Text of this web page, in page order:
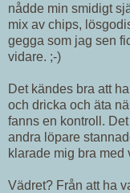
nådde min smidigt
mix av chips,
gegga som jag sen
vidare. ;-)
Det kändes bra att
och dricka och äta
fanns en kontroll.
andra löpare
klarade mig bra med
Vädret? Från att ha